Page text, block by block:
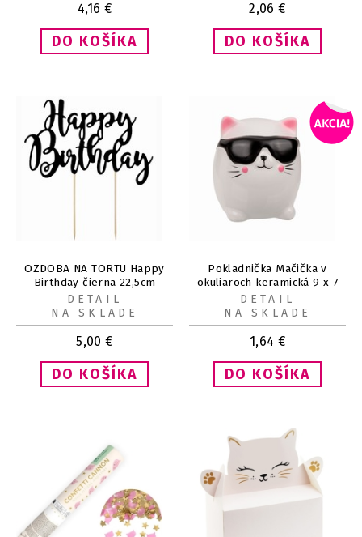
4,16 € 2,06 €
OZDOBA NA TORTU Happy
Birthday čierna 22,5cm
5,00 €
DETAIL
NA SKLADE
Pokladnička Mačička v
okuliaroch keramická 9 x 7
cm
1,64 €
DETAIL
NA SKLADE